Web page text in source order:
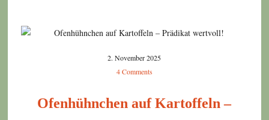
2. November 2025
4 Comments
Ofenhühnchen auf Kartoffeln –